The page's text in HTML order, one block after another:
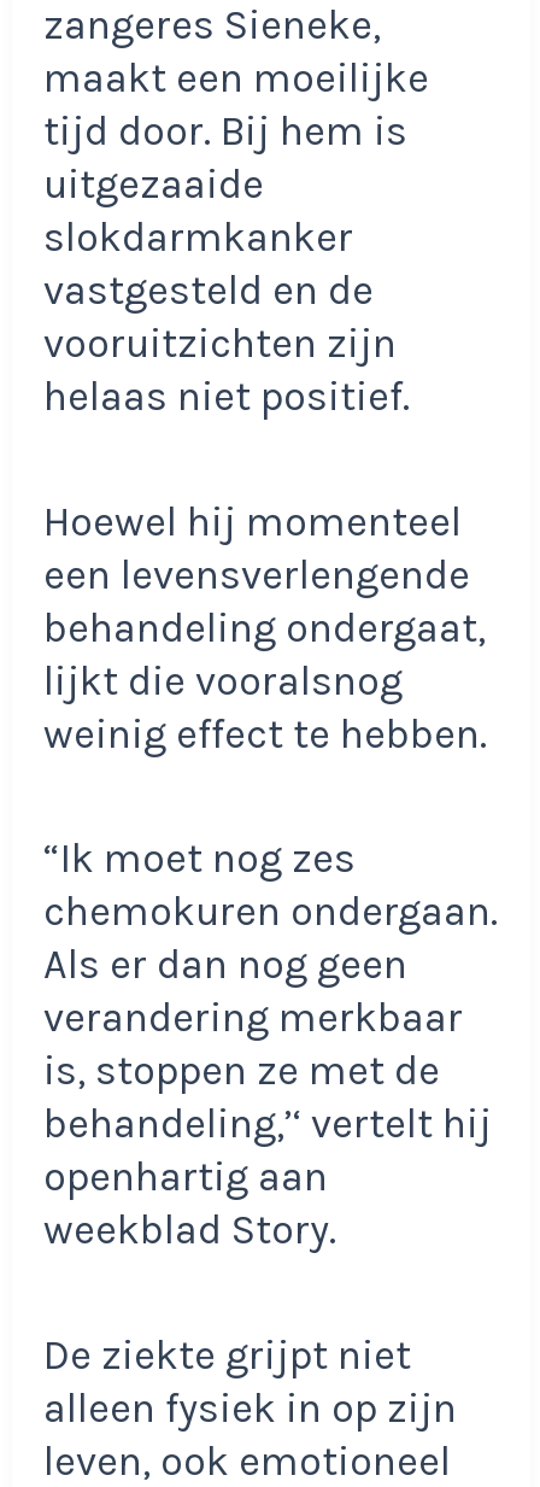
zangeres Sieneke,
maakt een moeilijke
tijd door. Bij hem is
uitgezaaide
slokdarmkanker
vastgesteld en de
vooruitzichten zijn
helaas niet positief.
Hoewel hij momenteel
een levensverlengende
behandeling ondergaat,
lijkt die vooralsnog
weinig effect te hebben.
“Ik moet nog zes
chemokuren ondergaan.
Als er dan nog geen
verandering merkbaar
is, stoppen ze met de
behandeling,’‘ vertelt hij
openhartig aan
weekblad Story.
De ziekte grijpt niet
alleen fysiek in op zijn
leven, ook emotioneel